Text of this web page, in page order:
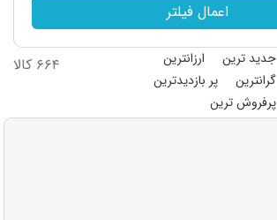
اعمال فیلتر
جدید ترین
ارزانترین
گرانترین
پر بازدیدترین
پرفروش ترین
۶۶۴ کالا